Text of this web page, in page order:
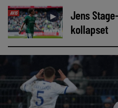
AVIS ►
Jens
kollapset